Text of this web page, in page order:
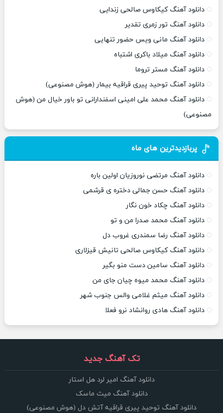
دانلود آهنگ کیکاوس صالحی زندایی
دانلود آهنگ تور زمری تقدیر
دانلود آهنگ مانی ویس حضور تنهایی
دانلود آهنگ میلاد باکری اشتباه
دانلود آهنگ مستر تروما
دانلود آهنگ توحید پیری قراقیه بیمار (هوش مصنوعی)
دانلود آهنگ محمد علی امینی اسفندارانی تو باور خیال من (هوش
مصنوعی)
پربازدیدترین های ماه
دانلود آهنگ مرتضی نوروزیان اولین باره
دانلود آهنگ حسن جمالی دختره ی قرشمی
دانلود آهنگ چکاد خون نگار
دانلود آهنگ محمد صدرا من و تو
دانلود آهنگ رضا سمندری غروب دل
دانلود آهنگ کیکاوس صالحی تانیش قیزلاری
دانلود آهنگ سامین دست منو بگیر
دانلود آهنگ محمد میوه چیان جای من
دانلود آهنگ میثم غلامی والس جنوب شهر
دانلود آهنگ هادی روانشاد نرو فعلا
تک آهنگ جدید
دانلود آهنگ امیر لرد هل استار
دانلود آهنگ میث ماسک
دانلود آهنگ توحید پیری قراقیه آتش دل (هوش مصنوعی)